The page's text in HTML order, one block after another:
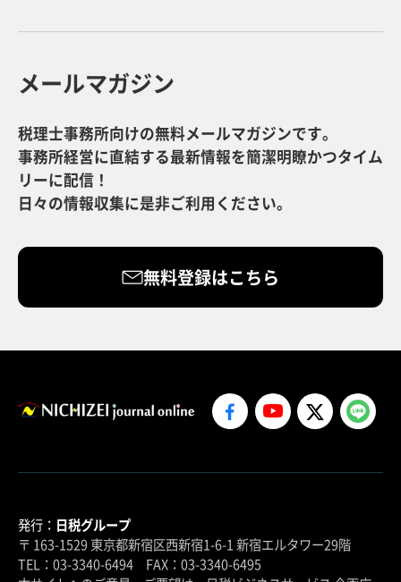
メールマガジン
税理士事務所向けの無料メールマガジンです。
事務所経営に直結する最新情報を簡潔明瞭かつタイム
リーに配信！
日々の情報収集に是非ご利用ください。
無料登録はこちら
発行： 日税グループ
〒 163-1529 東京都新宿区西新宿1-6-1 新宿エルタワー29階
TEL：03-3340-6494 FAX：03-3340-6495